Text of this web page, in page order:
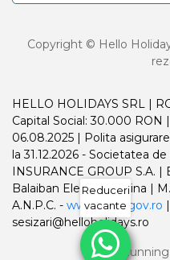
Copyright © Hello
HELLO HOLIDAYS SRL |
Capital Social: 30.000
06.08.2025 | Polita
la 31.12.2026 - Societatea
INSURANCE GROUP S.A.
Balaiban Elena Madalina |
A.N.P.C. - www.anpc.gov.ro
sesizari@helloholidays.ro
Reduceri
vacante